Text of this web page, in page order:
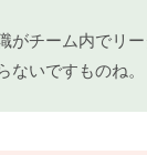
がチーム内でリ
ないですものね。